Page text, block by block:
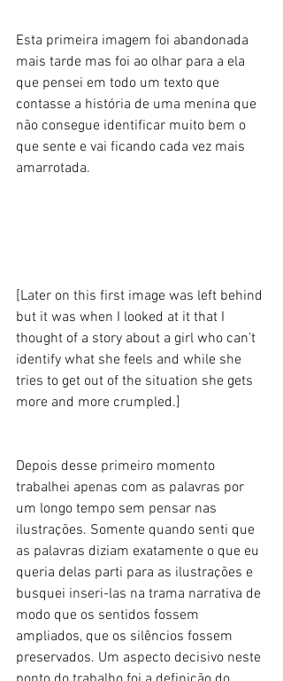
Esta primeira imagem foi abandonada
mais tarde mas foi ao olhar para a ela
que pensei em todo um texto que
contasse a história de uma menina que
não consegue identificar muito bem o
que sente e vai ficando cada vez mais
amarrotada.
[Later on this first image was left behind
but it was when I looked at it that I
thought of a story about a girl who can't
identify what she feels and while she
tries to get out of the situation she gets
more and more crumpled.]
Depois desse primeiro momento
trabalhei apenas com as palavras por
um longo tempo sem pensar nas
ilustrações. Somente quando senti que
as palavras diziam exatamente o que eu
queria delas parti para as ilustrações e
busquei inseri-las na trama narrativa de
modo que os sentidos fossem
ampliados, que os silêncios fossem
preservados. Um aspecto decisivo neste